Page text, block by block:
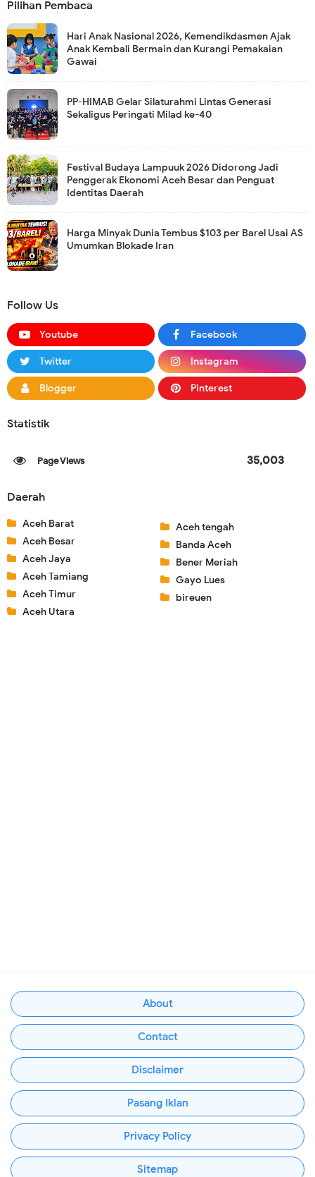
Pilihan Pembaca
Hari Anak Nasional 2026, Kemendikdasmen Ajak
Anak Kembali Bermain dan Kurangi Pemakaian
Gawai
PP-HIMAB Gelar Silaturahmi Lintas Generasi
Sekaligus Peringati Milad ke-40
Festival Budaya Lampuuk 2026 Didorong Jadi
Penggerak Ekonomi Aceh Besar dan Penguat
Identitas Daerah
Harga Minyak Dunia Tembus $103 per Barel Usai AS
Umumkan Blokade Iran
Follow Us
Youtube Facebook
Twitter Instagram
Blogger Pinterest
Statistik
35,003
Daerah
Aceh Barat
Aceh Besar
Aceh Jaya
Aceh Tamiang
Aceh Timur
Aceh Utara
Aceh tengah
Banda Aceh
Bener Meriah
Gayo Lues
bireuen
About
Contact
Disclaimer
Pasang Iklan
Privacy Policy
Sitemap